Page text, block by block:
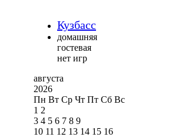
Кузбасс
домашняя
гостевая
нет игр
августа
2026
Пн Вт Ср Чт Пт Сб Вс
1 2
3 4 5 6 7 8 9
10 11 12 13 14 15 16